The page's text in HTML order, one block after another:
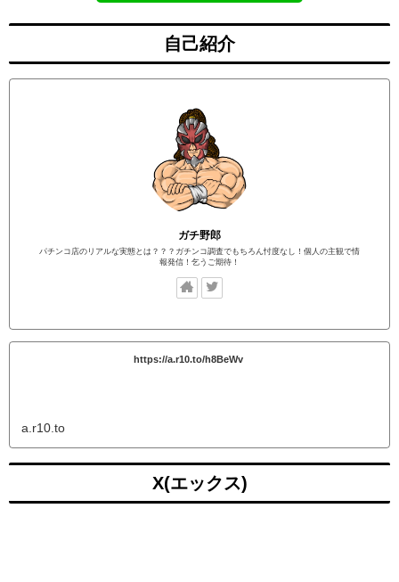
自己紹介
ガチ野郎
パチンコ店のリアルな実態とは？？？ガチンコ調査でもちろん忖度なし！個人の主観で情
報発信！乞うご期待！
https://a.r10.to/h8BeWv
a.r10.to
X(エックス)